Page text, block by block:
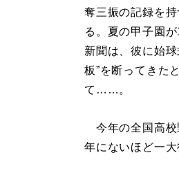
奪三振の記録を
る。夏の甲子園
新聞は、彼に始
板”を断ってきた
て……。
今年の全国高校
年にないほど一